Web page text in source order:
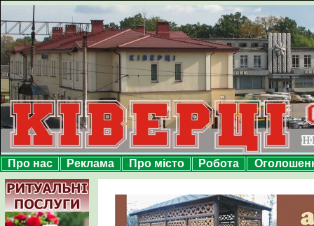
Про нас Реклама Про місто Робота